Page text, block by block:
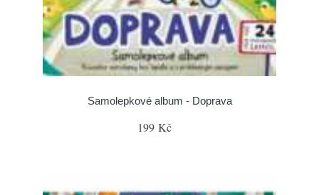
Samolepkové album - Doprava
199 Kč